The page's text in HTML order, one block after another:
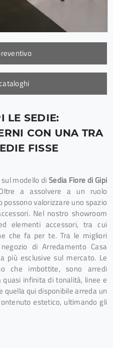
LE SEDIE:
CON UNA TRA
FISSE
modello diSedia Fiore di Gipi
a assolvere a un ruolo
valorizzare uno spazio
Nel nostro showroom
elementi accessori, tra cui
che fa per te. Tra le migliori
di Arredamento Casa
più esclusive sul mercato. Le
che imbottite, sono arredi
infinita di tonalità, linee e
quella qui disponibile arreda un
estetico, ultimando gli